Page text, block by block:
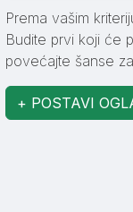
Prema vašim
Budite prvi koji će
povećajte šanse
+ POSTAVI